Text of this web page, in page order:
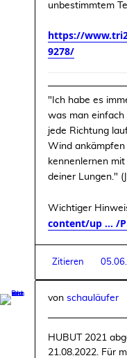
unbestimmtem
https://
9278/
"Ich habe es
was man einfach
jede Richtung
Wind
kennenlernen
deiner Lungen."
Wichtiger
content/up ... /
Zitieren
von schauläufer
HUBUT 2021
21.08.2022. Für